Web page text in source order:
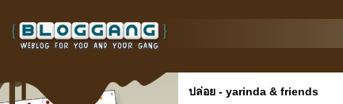
ปล่อย - yarinda & friends